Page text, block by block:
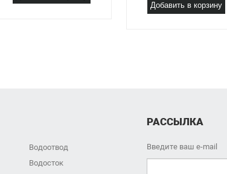
Добавить в корзину
Водоотвод
Водосток
РАССЫЛКА
Введите ваш e-mail